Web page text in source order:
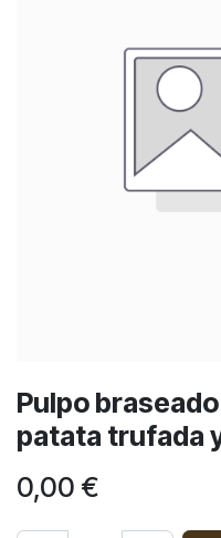
Pulpo
patata trufada
0,00 €